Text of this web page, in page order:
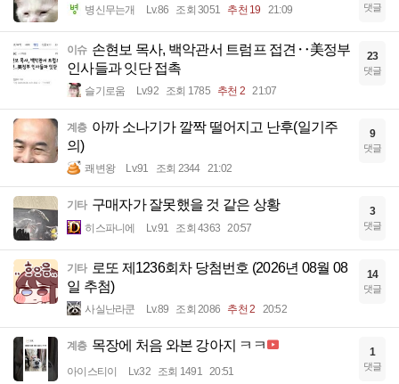
병신무는개 Lv.86 조회 3051 추천 19 21:09 댓글
이슈 손현보 목사, 백악관서 트럼프 접견‥美정부
인사들과 잇단 접촉
슬기로움 Lv.92 조회 1785 추천 2 21:07
23
댓글
계층 아까 소나기가 깔짝 떨어지고 난후(일기주
의)
쾌변왕 Lv.91 조회 2344 21:02
9
댓글
기타 구매자가 잘못했을 것 같은 상황
히스파니에 Lv.91 조회 4363 20:57
3
댓글
기타 로또 제1236회차 당첨번호 (2026년 08월 08
일 추첨)
사실난라쿤 Lv.89 조회 2086 추천 2 20:52
14
댓글
계층 목장에 처음 와본 강아지 ㅋㅋ
아이스티이 Lv.32 조회 1491 20:51
1
댓글